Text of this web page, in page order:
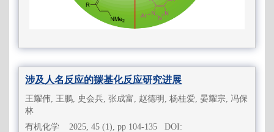
涉及人名反应的羰基化反应研究进展
王耀伟, 王鹏, 史会兵, 张成富, 赵德明, 杨桂爱, 晏耀宗, 冯保
林
有机化学 2025, 45 (1), pp 104-135 DOI: